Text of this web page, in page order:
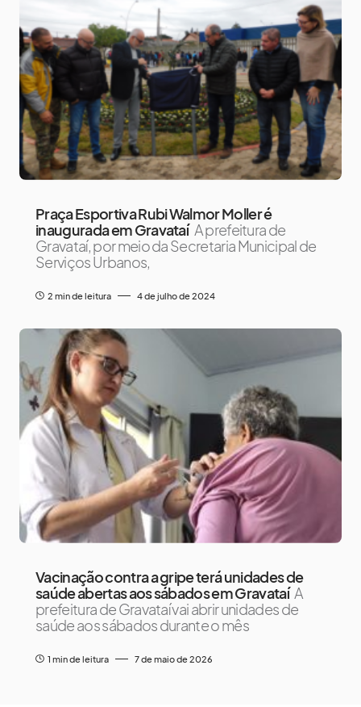
Praça Esportiva Rubi Walmor Moller é
inaugurada em Gravataí A prefeitura de
Gravataí, por meio da Secretaria Municipal de
Serviços Urbanos,
2 min de leitura 4 de julho de 2024
Vacinação contra a gripe terá unidades de
saúde abertas aos sábados em Gravataí A
prefeitura de Gravataí vai abrir unidades de
saúde aos sábados durante o mês
1 min de leitura 7 de maio de 2026